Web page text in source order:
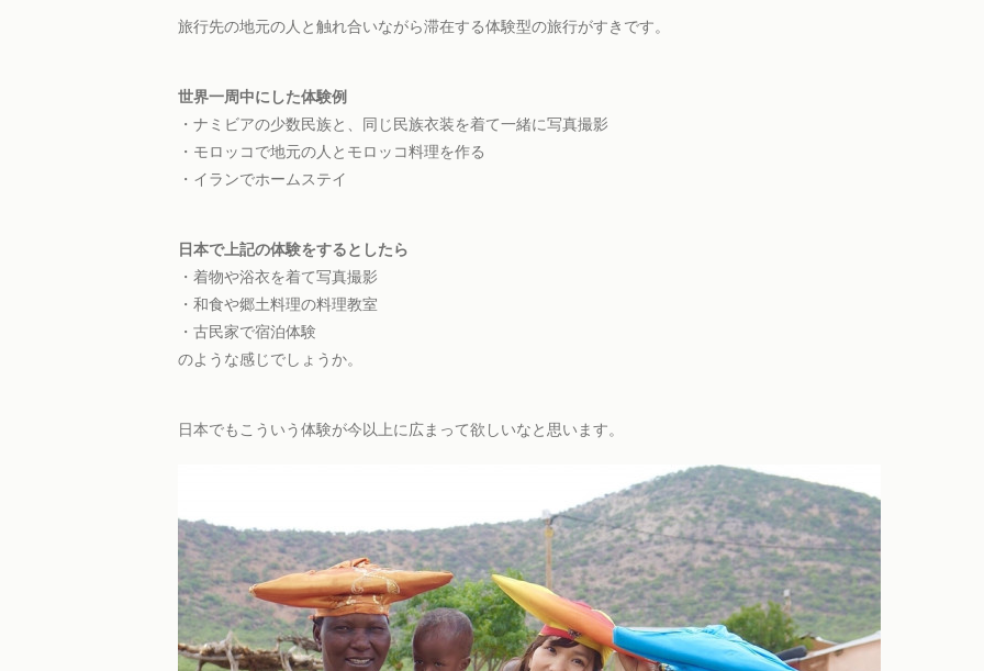
旅行先の地元の人と触れ合いながら滞在する体験型の旅行がすきです。
世界一周中にした体験例
・ナミビアの少数民族と、同じ民族衣装を着て一緒に写真撮影
・モロッコで地元の人とモロッコ料理を作る
・イランでホームステイ
日本で上記の体験をするとしたら
・着物や浴衣を着て写真撮影
・和食や郷土料理の料理教室
・古民家で宿泊体験
のような感じでしょうか。
日本でもこういう体験が今以上に広まって欲しいなと思います。